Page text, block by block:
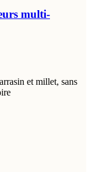
multi-
et millet, sans